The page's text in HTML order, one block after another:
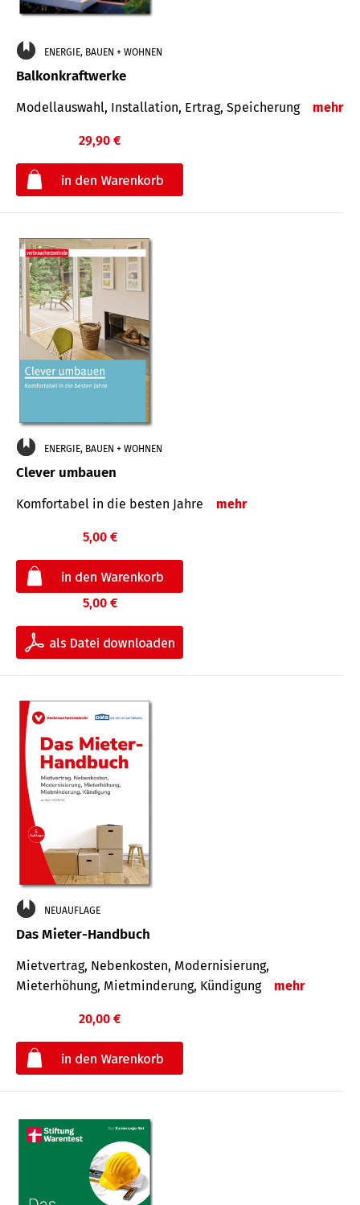
ENERGIE, BAUEN + WOHNEN
Balkonkraftwerke
Modellauswahl, Installation, Ertrag, Speicherung mehr
29,90 €
ENERGIE, BAUEN + WOHNEN
Clever umbauen
Komfortabel in die besten Jahre mehr
5,00 €
5,00 €
NEUAUFLAGE
Das Mieter-Handbuch
Mietvertrag, Nebenkosten, Modernisierung,
Mieterhöhung, Mietminderung, Kündigung
mehr
20,00 €